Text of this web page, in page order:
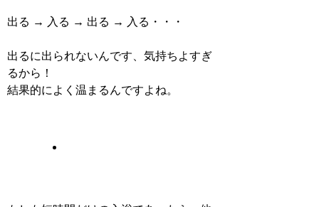
出る → 入る → 出る → 入る・・・
出るに出られないんです、気持ちよすぎ
るから！
結果的によく温まるんですよね。